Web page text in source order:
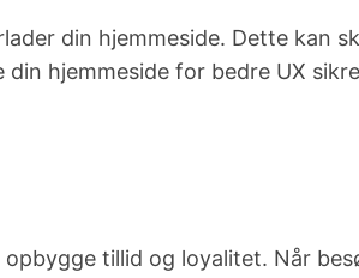
din hjemmeside. Dette kan
hjemmeside for bedre UX
tillid og loyalitet. Når